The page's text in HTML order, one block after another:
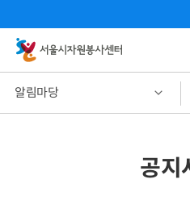
알림마당
공지